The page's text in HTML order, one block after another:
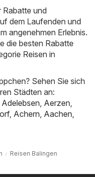
Rabatte und
dem Laufenden und
angenehmen Erlebnis.
die besten Rabatte
Reisen in
Sehen Sie sich
Städten an:
Adelebsen Aerzen
, Achern Aachen
Reisen Balingen